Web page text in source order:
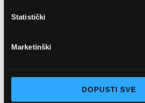
Statistički
Marketinški
DOPUSTI SVE